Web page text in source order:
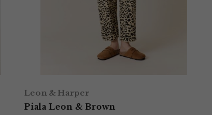
Leon & Harper
Piala Leon & Brown